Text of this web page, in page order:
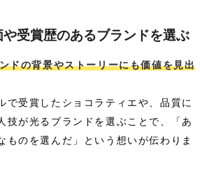
受賞歴のあるブランドを選ぶ
ドの背景やストーリーにも価値を見出
で受賞したショコラティエや、品質に
技が光るブランドを選ぶことで、「あ
ものを選んだ」という想いが伝わりま